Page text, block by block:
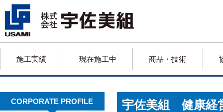
施工実績 現在施工中 商品・技術
CORPORATE PROFILE 宇佐美組 健康経